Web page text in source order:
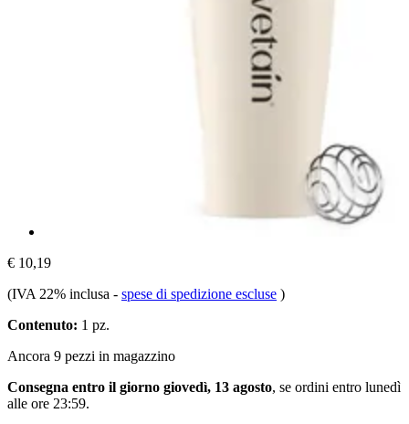
€ 10,19
(IVA 22% inclusa - spese di spedizione escluse )
Contenuto: 1 pz.
Ancora 9 pezzi in magazzino
Consegna entro il giorno giovedì, 13 agosto, se ordini entro lunedì
alle ore 23:59.